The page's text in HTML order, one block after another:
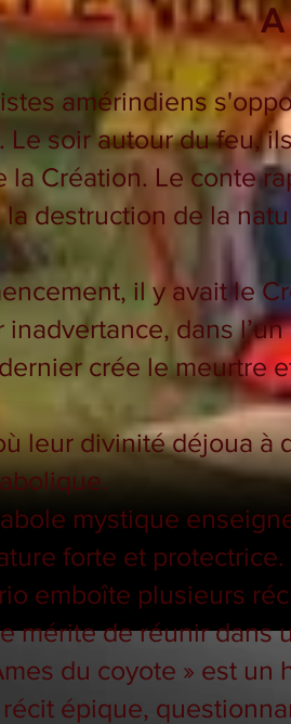
A
amérindiens
Le soir autour du feu,
la Création. Le conte
la destruction de la
il y avait le
inadvertance, dans
crée le meurtre
leur divinité déjoua à
mystique
forte et protectrice.
emboîte plusieurs
mérite de réunir dans
du coyote » est
épique,